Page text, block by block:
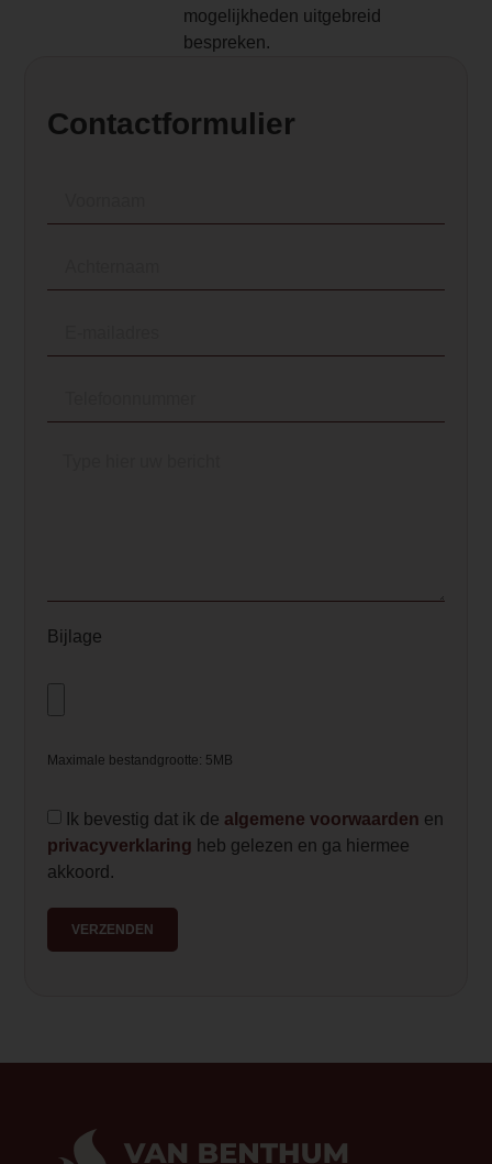
Fijnstof (mg/Nm3-13% O2)
mogelijkheden uitgebreid
bespreken.
Contactformulier
Bijlage
Maximale bestandgrootte: 5MB
Ik bevestig dat ik de algemene voorwaarden en
privacyverklaring heb gelezen en ga hiermee
akkoord.
VERZENDEN